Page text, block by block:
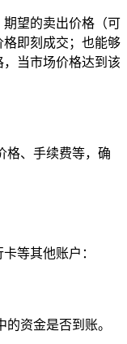
望的卖出价格（可
即刻成交；也能够
当市场价格达到该
格、手续费等，确
等其他账户：
资金是否到账。